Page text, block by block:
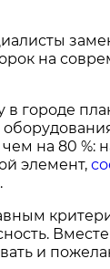
на
в городе
на 80 %:
элемент,
и